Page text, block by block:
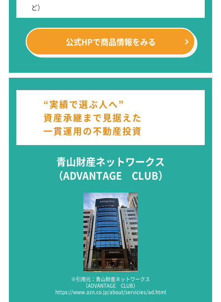
ど）
公式HPで商品情報をみる
“実績で選ぶ人へ”
資産承継まで見据えた
一貫運用の不動産投資
青山財産ネットワークス
（ADVANTAGE CLUB）
※引用元：青山財産ネットワークス
（ADVANTAGE CLUB）
https://www.azn.co.jp/about/servicies/ad.html